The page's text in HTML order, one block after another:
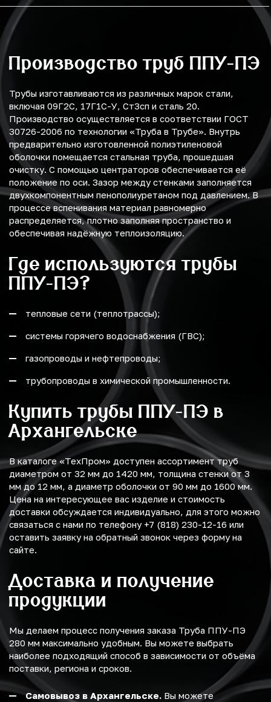
Производство труб ППУ-ПЭ
Трубы изготавливаются из различных марок стали,
включая 09Г2С, 17Г1С-У, Ст3сп и сталь 20.
Производство осуществляется в соответствии ГОСТ
30726-2006 по технологии «Труба в Трубе». Внутрь
предварительно изготовленной полиэтиленовой
оболочки помещается стальная труба, прошедшая
очистку. С помощью центраторов обеспечивается её
положение по оси. Зазор между стенками заполняется
двухкомпонентным пенополиуретаном под давлением. В
процессе вспенивания материал равномерно
распределяется, плотно заполняя пространство и
обеспечивая надёжную теплоизоляцию.
Где используются трубы
ППУ-ПЭ?
тепловые сети (теплотрассы);
системы горячего водоснабжения (ГВС);
газопроводы и нефтепроводы;
трубопроводы в химической промышленности.
Купить трубы ППУ-ПЭ в
Архангельске
В каталоге «ТехПром» доступен ассортимент труб
диаметром от 32 мм до 1420 мм, толщина стенки от 3
мм до 12 мм, а диаметр оболочки от 90 мм до 1600 мм.
Цена на интересующее вас изделие и стоимость
доставки обсуждается индивидуально, для этого можно
связаться с нами по телефону +7 (818) 230-12-16 или
оставить заявку на обратный звонок через форму на
сайте.
Доставка и получение
продукции
Мы делаем процесс получения заказа Труба ППУ-ПЭ
280 мм максимально удобным. Вы можете выбрать
наиболее подходящий способ в зависимости от объёма
поставки, региона и сроков.
Самовывоз в Архангельске. Вы можете